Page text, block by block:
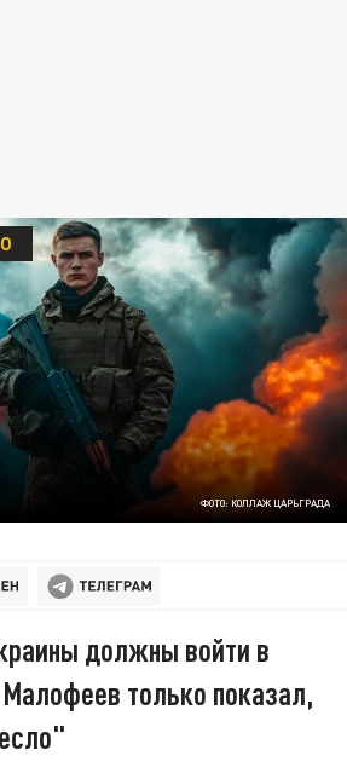
ФОТО: КОЛЛАЖ ЦАРЬГРАДА
должны войти в
только показал,